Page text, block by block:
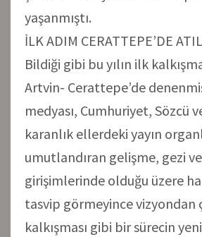
yaşanmıştı.
İLK ADIM CERATTEPE’DE
Bildiği gibi bu yılın ilk
Artvin- Cerattepe’de
medyası, Cumhuriyet, Sözcü
karanlık ellerdeki yayın
umutlandıran gelişme, gezi
girişimlerinde olduğu üzere
tasvip görmeyince vizyondan
kalkışması gibi bir sürecin